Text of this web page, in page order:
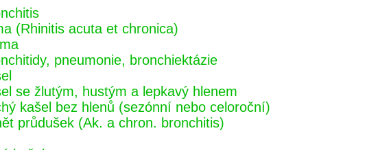
(Rhinitis acuta et chronica)
pneumonie, bronchiektázie
se žlutým, hustým a lepkavý hlenem
kašel bez hlenů (sezónní nebo celoroční)
průdušek (Ak. a chron. bronchitis)